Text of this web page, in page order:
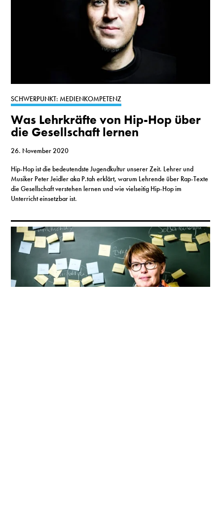
SCHWERPUNKT: MEDIENKOMPETENZ
Was Lehrkräfte von Hip-Hop über
die Gesellschaft lernen
26. November 2020
Hip-Hop ist die bedeutendste Jugendkultur unserer Zeit. Lehrer und
Musiker Peter Jeidler aka P.tah erklärt, warum Lehrende über Rap-Texte
die Gesellschaft verstehen lernen und wie vielseitig Hip-Hop im
Unterricht einsetzbar ist.